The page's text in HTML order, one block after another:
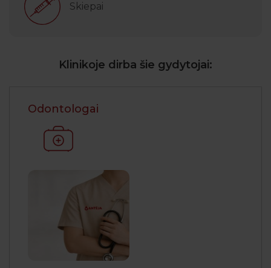
Skiepai
Klinikoje dirba šie gydytojai:
Odontologai